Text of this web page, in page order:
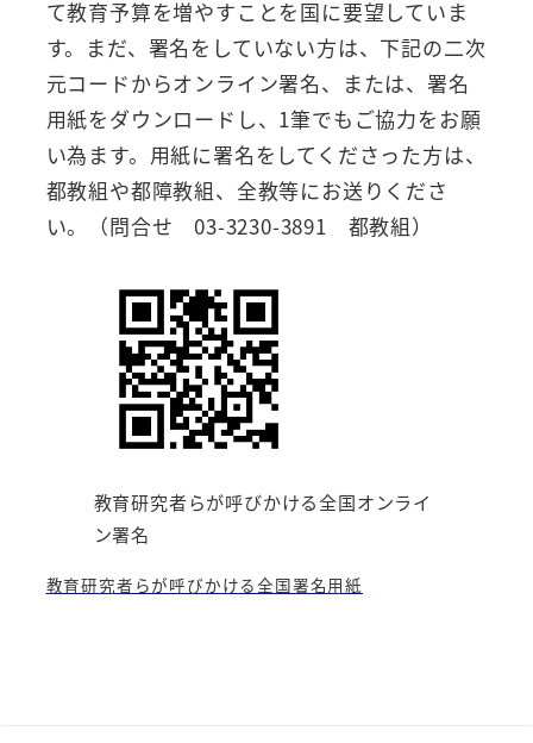
て教育予算を増やすことを国に要望していま
す。まだ、署名をしていない方は、下記の二次
元コードからオンライン署名、または、署名
用紙をダウンロードし、1筆でもご協力をお願
い為ます。用紙に署名をしてくださった方は、
都教組や都障教組、全教等にお送りくださ
い。（問合せ 03-3230-3891 都教組）
教育研究者らが呼びかける全国オンライ
ン署名
教育研究者らが呼びかける全国署名用紙